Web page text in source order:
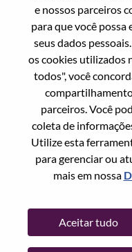
e nossos parceiros
para que você
seus dados pessoais.
os cookies utilizados
todos", você
parceiros. Você
coleta de
Utilize esta
para gerenciar ou
mais em nossa
Aceitar tudo
Enter the email
account, then
Vamos enviar por
redefinir sua
Redefinir senha com seu
Email*